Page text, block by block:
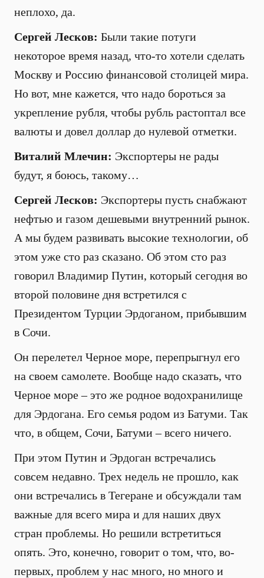
неплохо, да.
Сергей Лесков: Были такие потуги
некоторое время назад, что-то хотели сделать
Москву и Россию финансовой столицей мира.
Но вот, мне кажется, что надо бороться за
укрепление рубля, чтобы рубль растоптал все
валюты и довел доллар до нулевой отметки.
Виталий Млечин: Экспортеры не рады
будут, я боюсь, такому…
Сергей Лесков: Экспортеры пусть снабжают
нефтью и газом дешевыми внутренний рынок.
А мы будем развивать высокие технологии, об
этом уже сто раз сказано. Об этом сто раз
говорил Владимир Путин, который сегодня во
второй половине дня встретился с
Президентом Турции Эрдоганом, прибывшим
в Сочи.
Он перелетел Черное море, перепрыгнул его
на своем самолете. Вообще надо сказать, что
Черное море – это же родное водохранилище
для Эрдогана. Его семья родом из Батуми. Так
что, в общем, Сочи, Батуми – всего ничего.
При этом Путин и Эрдоган встречались
совсем недавно. Трех недель не прошло, как
они встречались в Тегеране и обсуждали там
важные для всего мира и для наших двух
стран проблемы. Но решили встретиться
опять. Это, конечно, говорит о том, что, во-
первых, проблем у нас много, но много и